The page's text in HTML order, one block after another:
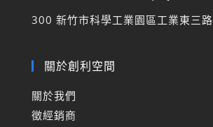
300 新竹市科學工業園區工業東三路
關於創利空間
關於我們
徵經銷商